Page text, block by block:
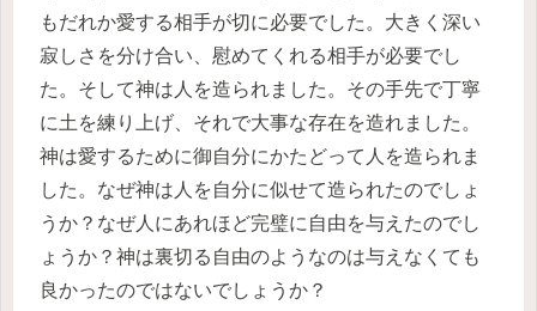
もだれか愛する相手が切に必要でした。大きく深い
寂しさを分け合い、慰めてくれる相手が必要でし
た。そして神は人を造られました。その手先で丁寧
に土を練り上げ、それで大事な存在を造れました。
神は愛するために御自分にかたどって人を造られま
した。なぜ神は人を自分に似せて造られたのでしょ
うか？なぜ人にあれほど完璧に自由を与えたのでし
ょうか？神は裏切る自由のようなのは与えなくても
良かったのではないでしょうか？